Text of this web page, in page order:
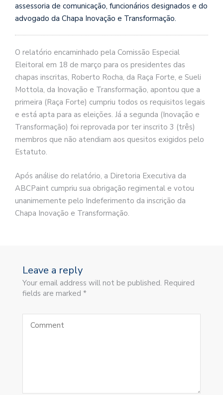
assessoria de comunicação, funcionários designados e do
advogado da Chapa Inovação e Transformação.
O relatório encaminhado pela Comissão Especial
Eleitoral em 18 de março para os presidentes das
chapas inscritas, Roberto Rocha, da Raça Forte, e Sueli
Mottola, da Inovação e Transformação, apontou que a
primeira (Raça Forte) cumpriu todos os requisitos legais
e está apta para as eleições. Já a segunda (Inovação e
Transformação) foi reprovada por ter inscrito 3 (três)
membros que não atendiam aos quesitos exigidos pelo
Estatuto.
Após análise do relatório, a Diretoria Executiva da
ABCPaint cumpriu sua obrigação regimental e votou
unanimemente pelo Indeferimento da inscrição da
Chapa Inovação e Transformação.
Leave a reply
Your email address will not be published. Required
fields are marked *